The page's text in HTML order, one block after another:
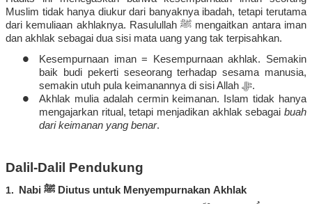
Muslim tidak hanya diukur dari banyaknyaibadah, tetapi terutama
dari kemuliaan akhlaknya. Rasulullahﷺ mengaitkan antara iman
dan akhlak sebagai dua sisi mata uang yang tak terpisahkan.
• Kesempurnaan iman= Kesempurnaan akhlak.
Semakin
baik
budi pekerti seseorang terhadap sesama manusia,
semakin utuh pula keimanannya di sisiAllah ﷻ.
• Akhlak mulia adalah cermin keimanan. Islamtidak hanya
mengajarkan ritual,tetapi menjadikan akhlak sebagai buah
dari keimanan yang benar.
Dalil-Dalil Pendukung
1. Nabi ﷺ Diutus untuk Menyempurnakan Akhlak